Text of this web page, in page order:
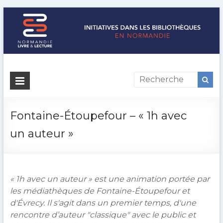
Initiatives
les
bibliothèques
Normandie
Livre
Fontaine-Étoupefour – « 1h avec
un auteur »
« 1h avec un auteur » est une animation portée par
les médiathèques de Fontaine-Étoupefour et
d'Évrecy. Il s'agit dans un premier temps, d'une
rencontre d’auteur "classique" avec le public et